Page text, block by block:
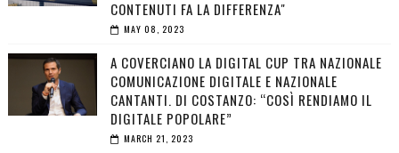
CONTENUTI FA LA DIFFERENZA"
MAY 08, 2023
A COVERCIANO LA DIGITAL CUP TRA NAZIONALE
COMUNICAZIONE DIGITALE E NAZIONALE
CANTANTI. DI COSTANZO: “COSÌ RENDIAMO IL
DIGITALE POPOLARE”
MARCH 21, 2023